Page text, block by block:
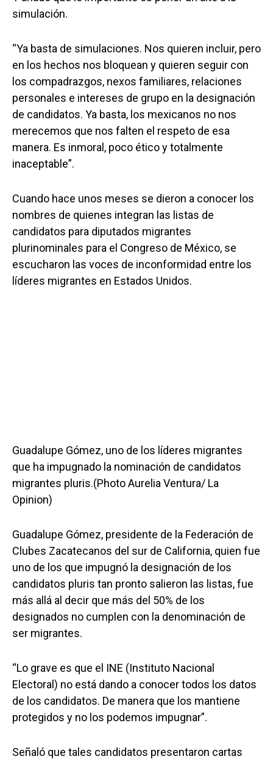
simulación.
“Ya basta de simulaciones. Nos quieren incluir, pero
en los hechos nos bloquean y quieren seguir con
los compadrazgos, nexos familiares, relaciones
personales e intereses de grupo en la designación
de candidatos. Ya basta, los mexicanos no nos
merecemos que nos falten el respeto de esa
manera. Es inmoral, poco ético y totalmente
inaceptable”.
Cuando hace unos meses se dieron a conocer los
nombres de quienes integran las listas de
candidatos para diputados migrantes
plurinominales para el Congreso de México, se
escucharon las voces de inconformidad entre los
líderes migrantes en Estados Unidos.
Guadalupe Gómez, uno de los líderes migrantes
que ha impugnado la nominación de candidatos
migrantes pluris.(Photo Aurelia Ventura/ La
Opinion)
Guadalupe Gómez, presidente de la Federación de
Clubes Zacatecanos del sur de California, quien fue
uno de los que impugnó la designación de los
candidatos pluris tan pronto salieron las listas, fue
más allá al decir que más del 50% de los
designados no cumplen con la denominación de
ser migrantes.
“Lo grave es que el INE (Instituto Nacional
Electoral) no está dando a conocer todos los datos
de los candidatos. De manera que los mantiene
protegidos y no los podemos impugnar”.
Señaló que tales candidatos presentaron cartas